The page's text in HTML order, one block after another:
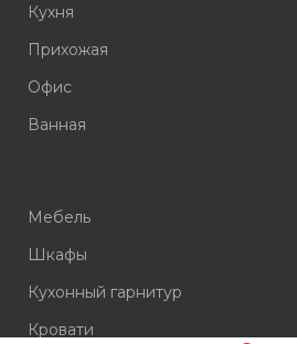
Кухня
Прихожая
Офис
Ванная
Мебель
Шкафы
Кухонный гарнитур
Кровати